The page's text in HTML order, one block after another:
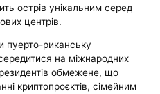
острів унікальним серед
центрів.
пуерто-риканську
на міжнародних
обмежене, що
криптопроєктів, сімейним